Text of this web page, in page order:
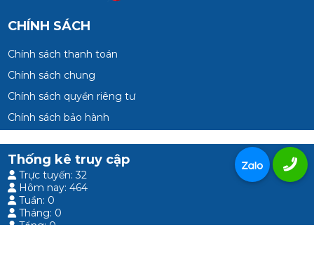
CHÍNH SÁCH
Chính sách thanh toán
Chính sách chung
Chính sách quyền riêng tư
Chính sách bảo hành
Thống kê truy cập
Trực tuyến: 32
Hôm nay: 464
Tuần: 0
Tháng: 0
Tổng: 0